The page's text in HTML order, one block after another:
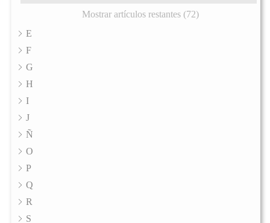
Mostrar artículos restantes (72)
E
F
G
H
I
J
Ñ
O
P
Q
R
S